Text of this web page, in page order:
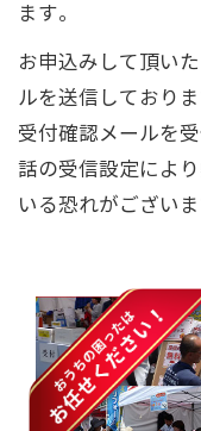
ます。
お申込みして頂い
ルを送信しておりま
受付確認メールを
話の受信設定によ
いる恐れがござい